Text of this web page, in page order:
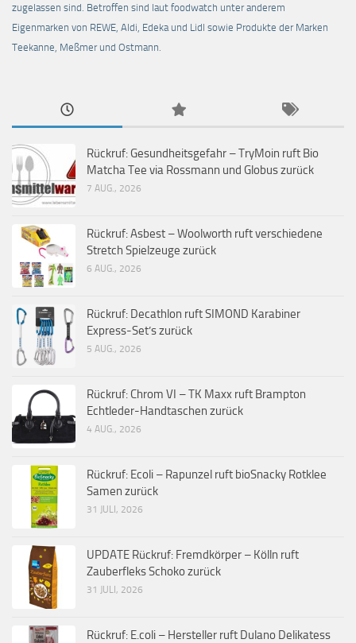
zugelassen sind. Betroffen sind laut foodwatch unter anderem
Eigenmarken von REWE, Aldi, Edeka und Lidl sowie Produkte der Marken
Teekanne, Meßmer und Ostmann.
Rückruf: Gesundheitsgefahr – TryMoin ruft Bio
Matcha Tee via Rossmann und Globus zurück
7 AUG., 2026
Rückruf: Asbest – Woolworth ruft verschiedene
Stretch Spielzeuge zurück
6 AUG., 2026
Rückruf: Decathlon ruft SIMOND Karabiner
Express-Set’s zurück
5 AUG., 2026
Rückruf: Chrom VI – TK Maxx ruft Brampton
Echtleder-Handtaschen zurück
4 AUG., 2026
Rückruf: Ecoli – Rapunzel ruft bioSnacky Rotklee
Samen zurück
31 JULI, 2026
UPDATE Rückruf: Fremdkörper – Kölln ruft
Zauberfleks Schoko zurück
31 JULI, 2026
Rückruf: E.coli – Hersteller ruft Dulano Delikatess